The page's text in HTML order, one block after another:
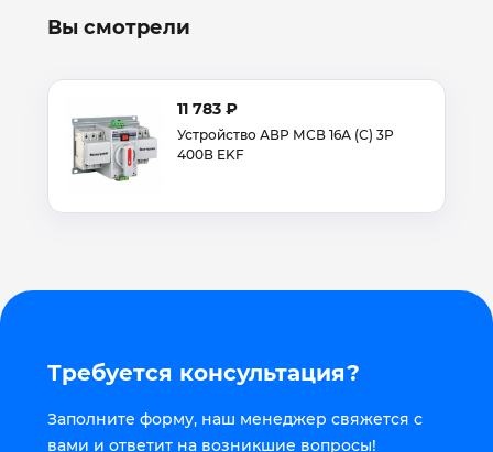
Вы смотрели
11 783 ₽
Устройство АВР МСВ 16А (С) 3Р
400В EKF
Требуется консультация?
Заполните форму, наш менеджер свяжется с
вами и ответит на возникшие вопросы!